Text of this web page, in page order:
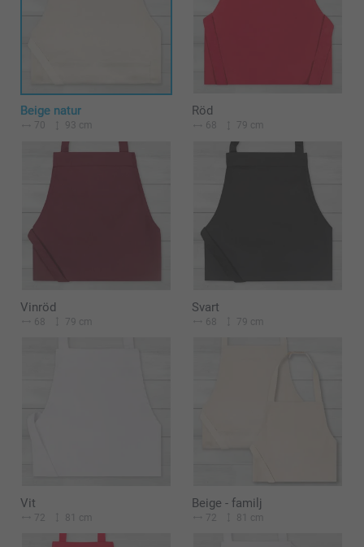
Beige natur
70 93 cm
Röd
68 79 cm
Vinröd
68 79 cm
Svart
68 79 cm
Vit
72 81 cm
Beige - familj
72 81 cm